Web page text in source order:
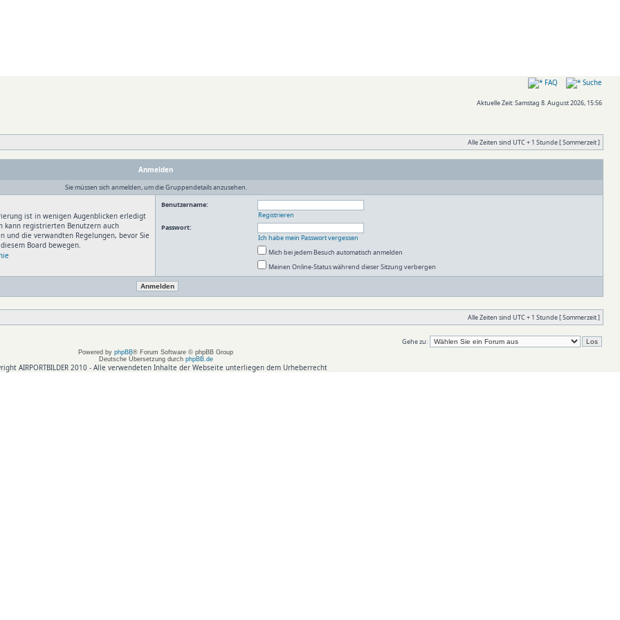
FAQ Suche
Aktuelle Zeit: Samstag 8. August 2026, 15:56
Alle Zeiten sind UTC + 1 Stunde [ Sommerzeit ]
Anmelden
Sie müssen sich anmelden, um die Gruppendetails anzusehen.
ist in wenigen Augenblicken erledigt
kann registrierten Benutzern auch
und die verwandten Regelungen, bevor Sie
Board bewegen.
Benutzername:
Registrieren
Passwort:
Ich habe mein Passwort vergessen
Mich bei jedem Besuch automatisch anmelden
Meinen Online-Status während dieser Sitzung verbergen
Alle Zeiten sind UTC + 1 Stunde [ Sommerzeit ]
Gehe zu:
Powered by phpBB® Forum Software © phpBB Group
Deutsche Übersetzung durch phpBB.de
AIRPORTBILDER 2010 - Alle verwendeten Inhalte der Webseite unterliegen dem Urheberrecht